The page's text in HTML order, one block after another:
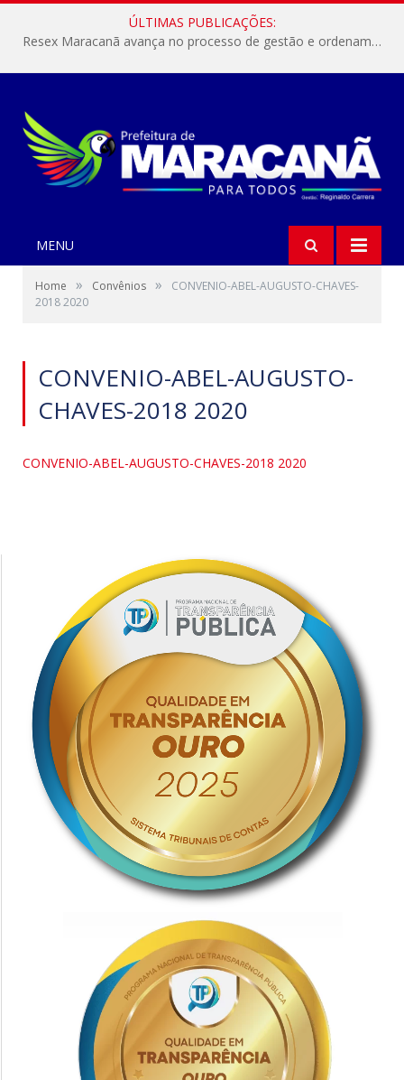
ÚLTIMAS PUBLICAÇÕES:
Resex Maracanã avança no processo de gestão e ordenamento do turismo em nossas áreas protegidas.
MENU
Home » Convênios »
CONVENIO-ABEL-AUGUSTO-CHAVES-
2018 2020
CONVENIO-ABEL-AUGUSTO-
CHAVES-2018 2020
CONVENIO-ABEL-AUGUSTO-CHAVES-2018 2020